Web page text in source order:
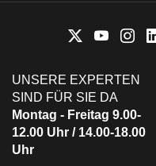
UNSERE EXPERTEN
SIND FÜR SIE DA
Montag - Freitag 9.00-
12.00 Uhr / 14.00-18.00
Uhr